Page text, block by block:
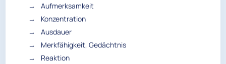
Aufmerksamkeit
Konzentration
Ausdauer
Merkfähigkeit, Gedächtnis
Reaktion